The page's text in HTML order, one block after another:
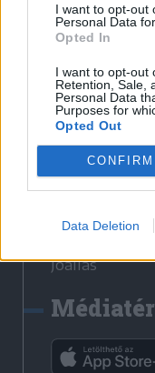
I want to opt-out
Personal Data
Opted In
I want to opt-out
Retention, Sale,
Personal Data
Purposes for
Opted Out
CONFIRM
Data Deletion
Médiatér
Székely Sport
Liget
Bihari Napló
Erdélyi Napló
Főtér
Jóállás